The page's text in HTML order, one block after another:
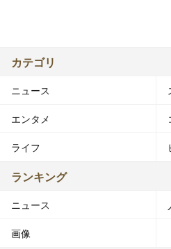
カテゴリ
ニュース
エンタメ
ライフ
ランキング
ニュース
画像